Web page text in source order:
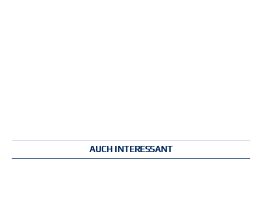
AUCH INTERESSANT